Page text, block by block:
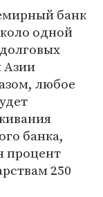
банк
одной
Азии
любое
банка,
процент
250